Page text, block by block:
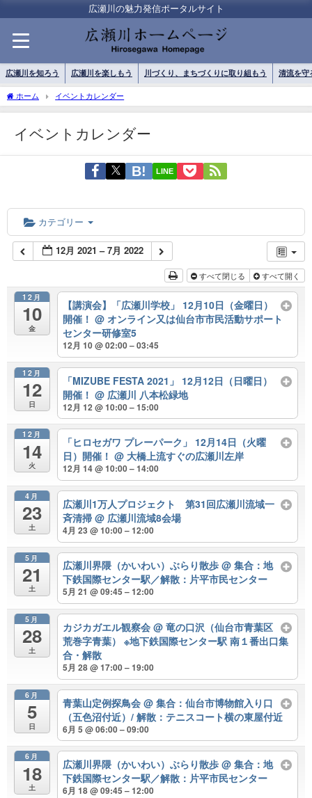
広瀬川の魅力発信ポータルサイト
広瀬川を知ろう 広瀬川を楽しもう 川づくり、まちづくりに取り組もう 清流を守
ホーム イベントカレンダー
イベントカレンダー
LINE
カテゴリー
12月 2021 – 7月 2022
すべて閉じる すべて開く
12月
10
金
【講演会】「広瀬川学校」 12月10日（金曜日）
開催！@ オンライン又は仙台市市民活動サポート
センター研修室5
12月 10 @ 02:00 – 03:45
12月
12
日
「MIZUBE FESTA 2021」 12月12日（日曜日）
開催！@ 広瀬川 八本松緑地
12月 12 @ 10:00 – 15:00
12月
14
火
「ヒロセガワ プレーパーク」 12月14日（火曜
日）開催！@ 大橋上流すぐの広瀬川左岸
12月 14 @ 10:00 – 14:00
4月
23
土
広瀬川1万人プロジェクト 第31回広瀬川流域一
斉清掃@ 広瀬川流域8会場
4月 23 @ 10:00 – 12:00
5月
21
土
広瀬川界隈（かいわい）ぶらり散歩@ 集合：地
下鉄国際センター駅／解散：片平市民センター
5月 21 @ 09:45 – 12:00
5月
28
土
カジカガエル観察会@ 竜の口沢（仙台市青葉区
荒巻字青葉） ※地下鉄国際センター駅 南１番出口集
合・解散
5月 28 @ 17:00 – 19:00
6月
5
日
青葉山定例探鳥会@ 集合：仙台市博物館入り口
（五色沼付近）/ 解散：テニスコート横の東屋付近
6月 5 @ 06:00 – 09:00
6月
18
土
広瀬川界隈（かいわい）ぶらり散歩@ 集合：地
下鉄国際センター駅／解散：片平市民センター
6月 18 @ 09:45 – 12:00